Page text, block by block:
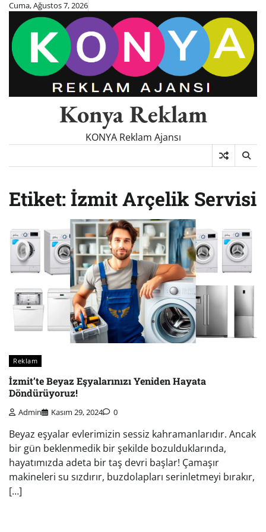
Skip
content
Cuma, Ağustos 7, 2026
Konya Reklam
KONYA Reklam Ajansı
Etiket: İzmit Arçelik Servisi
Reklam
İzmit’te Beyaz Eşyalarınızı Yeniden Hayata
Döndürüyoruz!
Admin Kasım 29, 2024 0
Beyaz eşyalar evlerimizin sessiz kahramanlarıdır. Ancak
bir gün beklenmedik bir şekilde bozulduklarında,
hayatımızda adeta bir taş devri başlar! Çamaşır
makineleri su sızdırır, buzdolapları serinletmeyi bırakır,
[…]